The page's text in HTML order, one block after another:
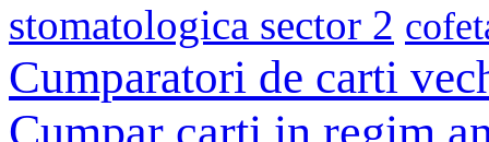
stomatologica sector 2
Cumparatori de carti